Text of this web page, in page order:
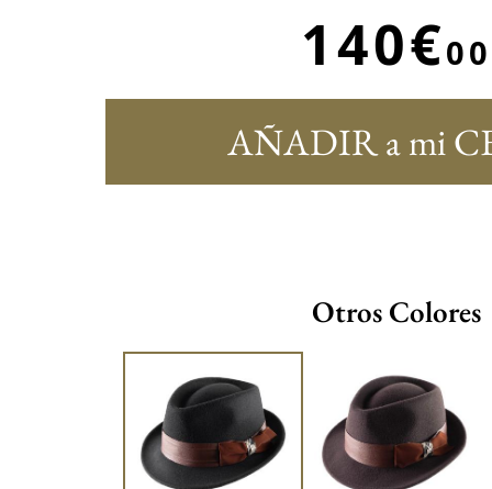
140€00
AÑADIR a mi
Otros Colores